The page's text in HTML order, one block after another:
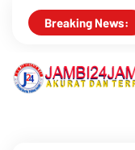
Breaking News:
Mantan